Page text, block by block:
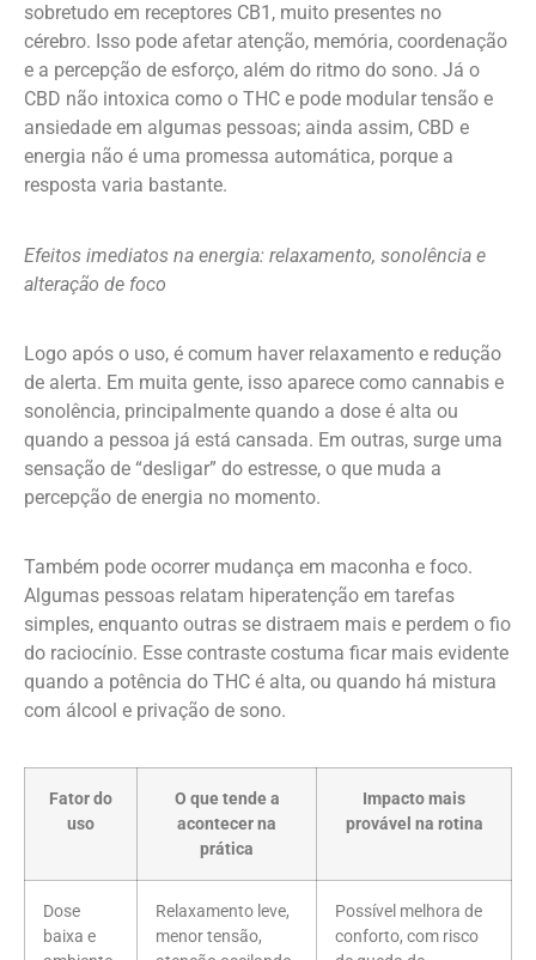
sobretudo em receptores CB1, muito presentes no
cérebro. Isso pode afetar atenção, memória, coordenação
e a percepção de esforço, além do ritmo do sono. Já o
CBD não intoxica como o THC e pode modular tensão e
ansiedade em algumas pessoas; ainda assim, CBD e
energia não é uma promessa automática, porque a
resposta varia bastante.
Efeitos imediatos na energia: relaxamento, sonolência e
alteração de foco
Logo após o uso, é comum haver relaxamento e redução
de alerta. Em muita gente, isso aparece como cannabis e
sonolência, principalmente quando a dose é alta ou
quando a pessoa já está cansada. Em outras, surge uma
sensação de “desligar” do estresse, o que muda a
percepção de energia no momento.
Também pode ocorrer mudança em maconha e foco.
Algumas pessoas relatam hiperatenção em tarefas
simples, enquanto outras se distraem mais e perdem o fio
do raciocínio. Esse contraste costuma ficar mais evidente
quando a potência do THC é alta, ou quando há mistura
com álcool e privação de sono.
Fator do
uso
O que tende a
acontecer na
prática
Impacto mais
provável na rotina
Dose
baixa e
Relaxamento leve,
menor tensão,
Possível melhora de
conforto, com risco